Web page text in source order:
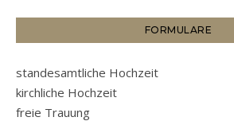
FORMULARE
standesamtliche Hochzeit
kirchliche Hochzeit
freie Trauung